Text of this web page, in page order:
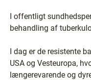
I offentligt
behandling af
I dag er de resistente
USA og Vesteuropa,
længerevarende og